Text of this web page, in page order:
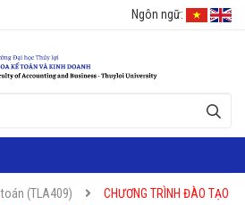
Ngôn ngữ:
(TLA409)
CHƯƠNG TRÌNH ĐÀO TẠO